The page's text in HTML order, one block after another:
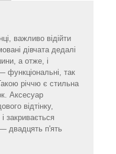
важливо відійти
дівчата дедалі
а отже, і
функціональні, так
річчю є стильна
Аксесуар
відтінку,
закривається
— двадцять п'ять